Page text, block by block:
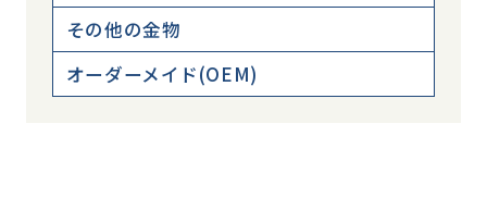
その他の金物
オーダーメイド(OEM)